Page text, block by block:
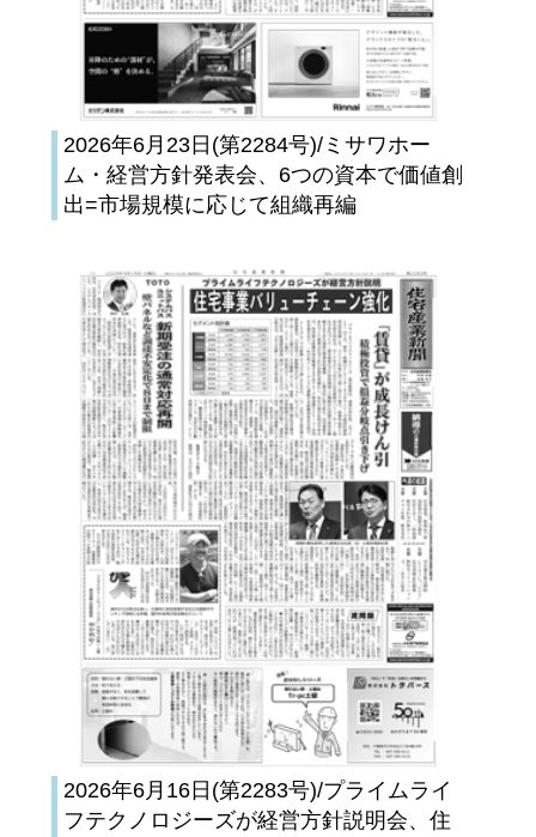
2026年6月23日(第2284号)/ミサワホー
ム・経営方針発表会、6つの資本で価値創
出=市場規模に応じて組織再編
2026年6月16日(第2283号)/プライムライ
フテクノロジーズが経営方針説明会、住